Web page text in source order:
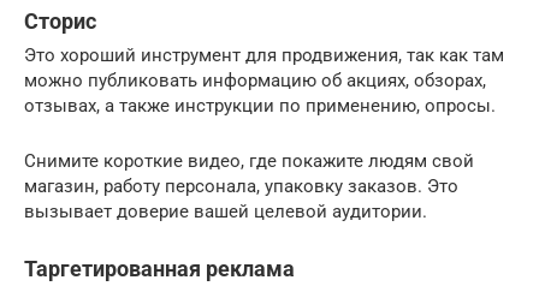
Сторис
Это хороший инструмент для продвижения, так как там
можно публиковать информацию об акциях, обзорах,
отзывах, а также инструкции по применению, опросы.
Снимите короткие видео, где покажите людям свой
магазин, работу персонала, упаковку заказов. Это
вызывает доверие вашей целевой аудитории.
Таргетированная реклама